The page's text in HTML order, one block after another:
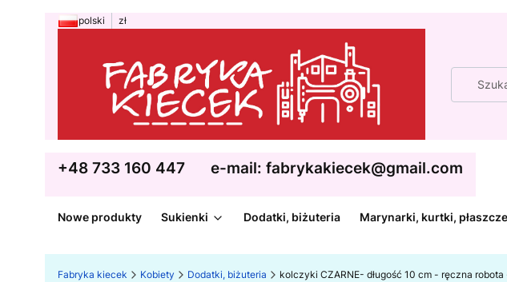
polski zł
+48 733 160 447 e-mail: fabrykakiecek@gmail.com
Nowe produkty Sukienki Dodatki, biżuteria Marynarki, kurtki, płaszcze
Fabryka kiecek Kobiety Dodatki, biżuteria kolczyki CZARNE- długość 10 cm - ręczna